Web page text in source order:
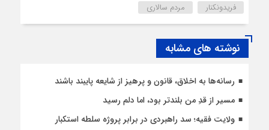
فریدونکنار
مردم سالاری
نوشته های مشابه
رسانه‌ها به اخلاق، قانون و پرهیز از شایعه پایبند باشند
مسیر از قدِ من بلندتر بود، اما دلم رسید
ولایت فقیه؛ سد راهبردی در برابر پروژه سلطه استکبار